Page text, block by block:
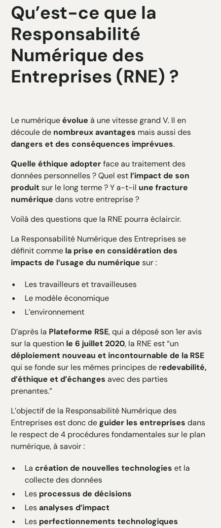
Qu’est-ce que la
Responsabilité
Numérique des
Entreprises (RNE) ?
Le numériqueévolue à une vitesse grand V. Il en
découle de nombreux avantages mais aussi des
dangers et des conséquences imprévues.
Quelle éthique adopterface au traitement des
données personnelles ? Quel est l’impact de son
produitsur le long terme ? Y a-t-il une fracture
numérique dans votre entreprise ?
Voilà des questions que la RNE pourra éclaircir.
La Responsabilité Numérique des Entreprises se
définit comme la prise en considération des
impacts de l’usage du numérique sur :
Les travailleurs et travailleuses
Le modèle économique
L’environnement
D’après la Plateforme RSE, qui a déposé son 1er avis
sur la question le 6 juillet 2020, la RNE est “un
déploiement nouveau et incontournable de la RSE
qui se fonde sur les mêmes principes de redevabilité,
d’éthique et d’échanges avec des parties
prenantes.”
L’objectif de la Responsabilité Numérique des
Entreprises est donc deguider les entreprises dans
le respect de 4 procédures fondamentales sur le plan
numérique, à savoir :
Lacréation de nouvelles technologieset la
collecte des données
Les processus de décisions
Lesanalyses d’impact
Les perfectionnements technologiques